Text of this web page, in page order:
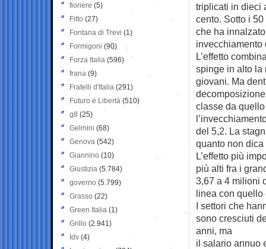
triplicati in dieci
cento. Sotto i
che ha
invecchiamento
L’effetto
spinge in alto la
giovani. Ma
classe da
del 5,2. La
quanto non
L’effetto più
più alti fra i
3,67 a 4 milioni
linea con quello
I settori che
sono cresciuti
anni, ma
il salario annuo
fioriere (5)
Fitto (27)
Fontana di Trevi (1)
Formigoni (90)
Forza Italia (596)
frana (9)
Fratelli d'Italia (291)
Futuro e Libertà (510)
g8 (25)
Gelmini (68)
Genova (542)
Giannino (10)
Giustizia (5.784)
governo (5.799)
Grasso (22)
Green Italia (1)
Grillo (2.941)
Idv (4)